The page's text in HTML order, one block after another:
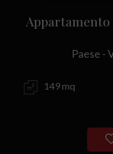
Paese -
149 mq